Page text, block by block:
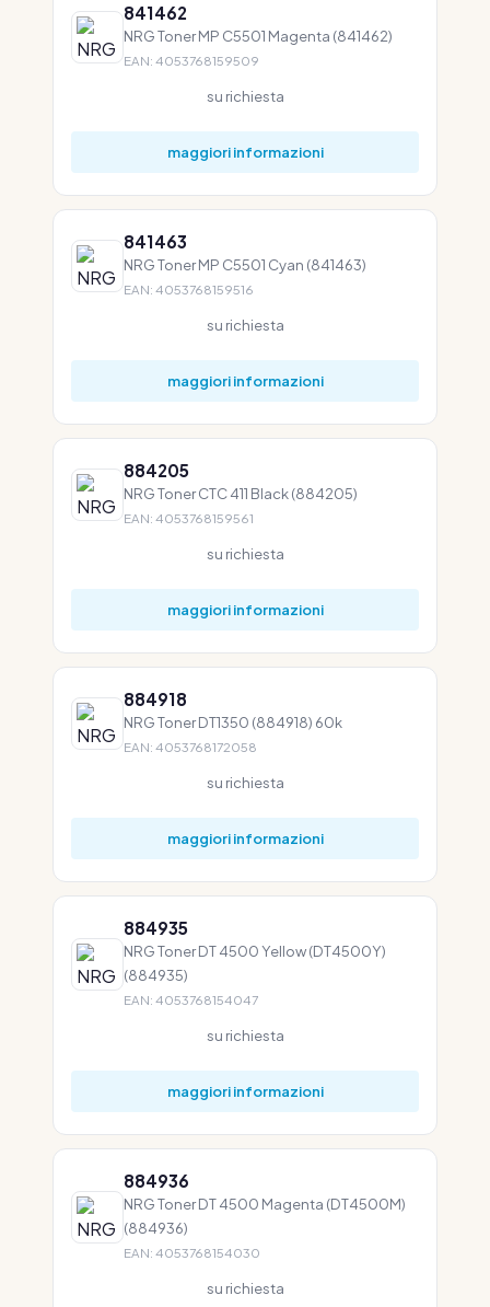
841462
NRG Toner MP C5501 Magenta (841462)
EAN: 4053768159509
su richiesta
maggiori informazioni
841463
NRG Toner MP C5501 Cyan (841463)
EAN: 4053768159516
su richiesta
maggiori informazioni
884205
NRG Toner CTC 411 Black (884205)
EAN: 4053768159561
su richiesta
maggiori informazioni
884918
NRG Toner DT1350 (884918) 60k
EAN: 4053768172058
su richiesta
maggiori informazioni
884935
NRG Toner DT 4500 Yellow (DT4500Y)
(884935)
EAN: 4053768154047
su richiesta
maggiori informazioni
884936
NRG Toner DT 4500 Magenta (DT4500M)
(884936)
EAN: 4053768154030
su richiesta